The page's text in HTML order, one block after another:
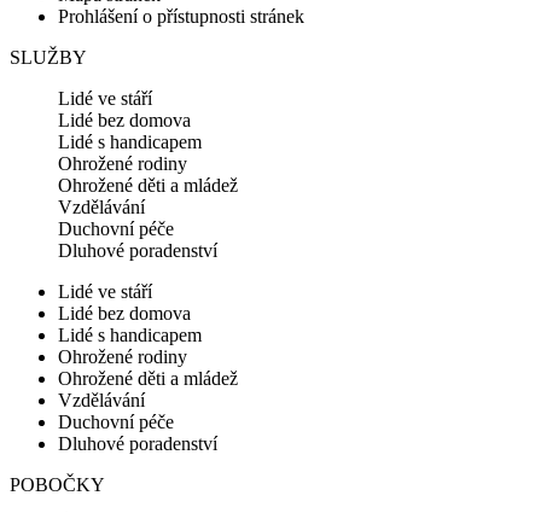
Prohlášení o přístupnosti stránek
SLUŽBY
Lidé ve stáří
Lidé bez domova
Lidé s handicapem
Ohrožené rodiny
Ohrožené děti a mládež
Vzdělávání
Duchovní péče
Dluhové poradenství
Lidé ve stáří
Lidé bez domova
Lidé s handicapem
Ohrožené rodiny
Ohrožené děti a mládež
Vzdělávání
Duchovní péče
Dluhové poradenství
POBOČKY